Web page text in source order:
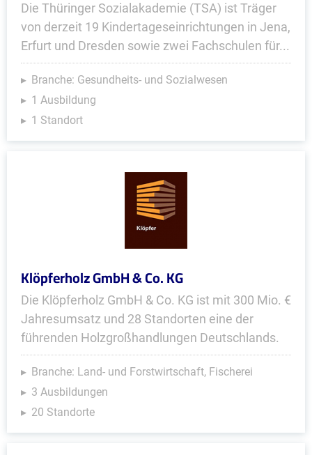
Die Thüringer Sozialakademie (TSA) ist Träger
von derzeit 19 Kindertageseinrichtungen in Jena,
Erfurt und Dresden sowie zwei Fachschulen für...
Branche: Gesundheits- und Sozialwesen
1 Ausbildung
1 Standort
Klöpferholz GmbH & Co. KG
Die Klöpferholz GmbH & Co. KG ist mit 300 Mio. €
Jahresumsatz und 28 Standorten eine der
führenden Holzgroßhandlungen Deutschlands.
Branche: Land- und Forstwirtschaft, Fischerei
3 Ausbildungen
20 Standorte